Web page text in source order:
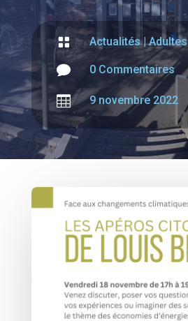
 Actualités|Adultes
 0 Commentaires
 9 novembre 2022